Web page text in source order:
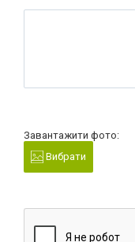
Завантажити фото:
Вибрати